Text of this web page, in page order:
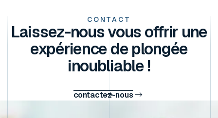
CONTACT
Laissez-nous vous offrir une
expérience de plongée
inoubliable !
contactez-nous